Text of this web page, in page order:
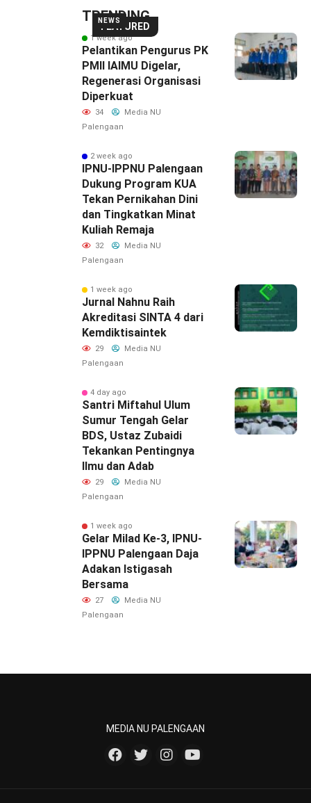
FEATURED
NEWS
TRENDING
1 week ago
Pelantikan Pengurus PK
PMII IAIMU Digelar,
Regenerasi Organisasi
Diperkuat
34
Media NU
Palengaan
2 week ago
IPNU-IPPNU Palengaan
Dukung Program KUA
Tekan Pernikahan Dini
dan Tingkatkan Minat
Kuliah Remaja
32
Media NU
Palengaan
1 week ago
Jurnal Nahnu Raih
Akreditasi SINTA 4 dari
Kemdiktisaintek
29
Media NU
Palengaan
4 day ago
Santri Miftahul Ulum
Sumur Tengah Gelar
BDS, Ustaz Zubaidi
Tekankan Pentingnya
Ilmu dan Adab
29
Media NU
Palengaan
1 week ago
‎Gelar Milad Ke-3, IPNU-
IPPNU Palengaan Daja
Adakan Istigasah
Bersama
27
Media NU
Palengaan
MEDIA NU PALENGAAN